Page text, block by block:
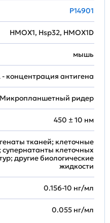
P14901
HMOX1, Hsp32, HMOX1D
мышь
концентрация антигена
Микропланшетный ридер
450 ± 10 нм
тканей; клеточные
супернатанты клеточных
другие биологические
жидкости
0.156-10 нг/мл
0.055 нг/мл